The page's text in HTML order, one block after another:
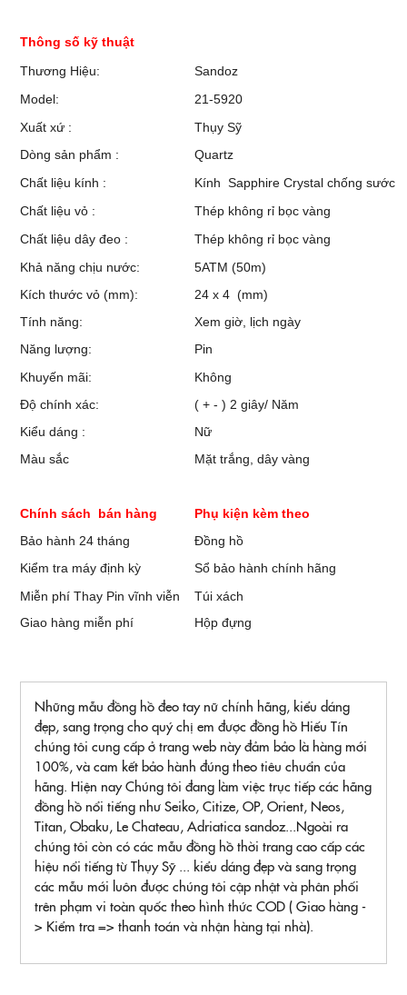
Thông số kỹ thuật
Thương Hiệu:
Sandoz
Model:
21-5920
Xuất xứ :
Thụy Sỹ
Dòng sản phẩm :
Quartz
Chất liệu kính :
Kính Sapphire Crystal chống sước
Chất liệu vỏ :
Thép không rỉ bọc vàng
Chất liệu dây đeo :
Thép không rỉ bọc vàng
Khả năng chịu nước:
5ATM (50m)
Kích thước vỏ (mm):
24 x 4 (mm)
Tính năng:
Xem giờ, lịch ngày
Năng lượng:
Pin
Khuyến mãi:
Không
Độ chính xác:
( + - ) 2 giây/ Năm
Kiểu dáng :
Nữ
Màu sắc
Mặt trắng, dây vàng
Chính sách bán hàng
Phụ kiện kèm theo
Bảo hành 24 tháng
Đồng hồ
Kiểm tra máy định kỳ
Sổ bảo hành chính hãng
Miễn phí Thay Pin vĩnh viễn
Túi xách
Giao hàng miễn phí
Hộp đựng
Những mẫu đồng hồ đeo tay nữ chính hãng, kiểu dáng
đẹp, sang trọng cho quý chị em được đồng hồ Hiếu Tín
chúng tôi cung cấp ở trang web này đảm bảo là hàng mới
100%, và cam kết bảo hành đúng theo tiêu chuẩn của
hãng. Hiện nay Chúng tôi đang làm việc trục tiếp các hãng
đồng hồ nổi tiếng như Seiko, Citize, OP, Orient, Neos,
Titan, Obaku, Le Chateau, Adriatica sandoz...Ngoài ra
chúng tôi còn có các mẫu đồng hồ thời trang cao cấp các
hiệu nổi tiếng từ Thụy Sỹ ... kiểu dáng đẹp và sang trọng
các mẫu mới luôn được chúng tôi cập nhật và phân phối
trên phạm vi toàn quốc theo hình thức COD ( Giao hàng -
> Kiểm tra => thanh toán và nhận hàng tại nhà).